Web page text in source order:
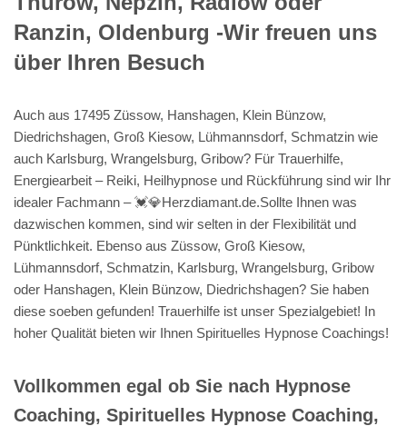
Ranzin, Oldenburg -Wir freuen uns
über Ihren Besuch
Auch aus 17495 Züssow, Hanshagen, Klein Bünzow,
Diedrichshagen, Groß Kiesow, Lühmannsdorf, Schmatzin wie
auch Karlsburg, Wrangelsburg, Gribow? Für Trauerhilfe,
Energiearbeit – Reiki, Heilhypnose und Rückführung sind wir Ihr
idealer Fachmann – 💓️💎Herzdiamant.de.Sollte Ihnen was
dazwischen kommen, sind wir selten in der Flexibilität und
Pünktlichkeit. Ebenso aus Züssow, Groß Kiesow,
Lühmannsdorf, Schmatzin, Karlsburg, Wrangelsburg, Gribow
oder Hanshagen, Klein Bünzow, Diedrichshagen? Sie haben
diese soeben gefunden! Trauerhilfe ist unser Spezialgebiet! In
hoher Qualität bieten wir Ihnen Spirituelles Hypnose Coachings!
Vollkommen egal ob Sie nach Hypnose
Coaching, Spirituelles Hypnose Coaching,